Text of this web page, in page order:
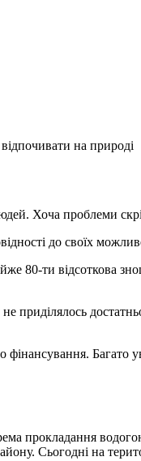
на природі
Хоча проблеми
до своїх
80-ти відсоткова
Багато
прокладання
Сьогодні на